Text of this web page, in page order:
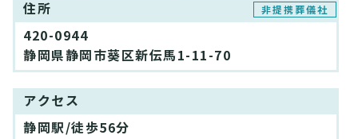
住所 非提携葬儀社
420-0944
静岡県静岡市葵区新伝馬1-11-70
アクセス
静岡駅/徒歩56分